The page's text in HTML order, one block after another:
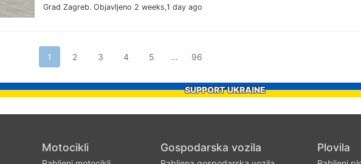
Grad Zagreb. Objavljeno 2 weeks,1 day ago
1 2 3 4 5 … 96
SUPPORT UKRAINE
Motocikli Gospodarska vozila Plovila